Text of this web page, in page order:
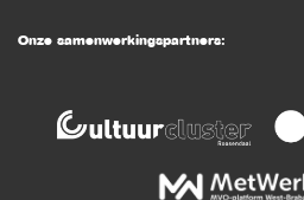
Onze samenwerkingspartners: